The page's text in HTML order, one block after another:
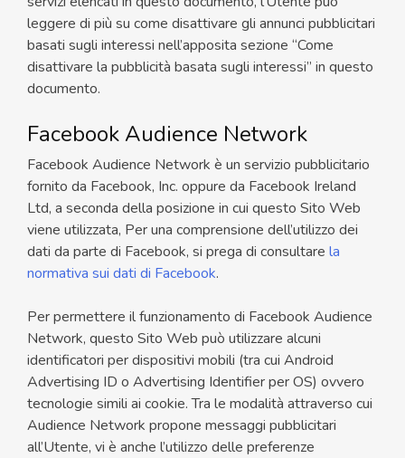
leggere di più su come disattivare gli annunci pubblicitari
basati sugli interessi nell’apposita sezione “Come
disattivare la pubblicità basata sugli interessi” in questo
documento.
Facebook Audience Network
Facebook Audience Network è un servizio pubblicitario
fornito da Facebook, Inc. oppure da Facebook Ireland
Ltd, a seconda della posizione in cui questo Sito Web
viene utilizzata, Per una comprensione dell’utilizzo dei
dati da parte di Facebook, si prega di consultare la
normativa sui dati di Facebook.
Per permettere il funzionamento di Facebook Audience
Network, questo Sito Web può utilizzare alcuni
identificatori per dispositivi mobili (tra cui Android
Advertising ID o Advertising Identifier per OS) ovvero
tecnologie simili ai cookie. Tra le modalità attraverso cui
Audience Network propone messaggi pubblicitari
all’Utente, vi è anche l’utilizzo delle preferenze